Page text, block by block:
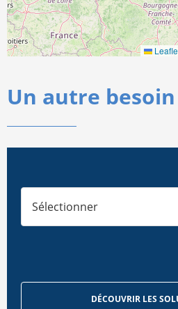
Un autre besoin
Sélectionner
DÉCOUVRIR LES